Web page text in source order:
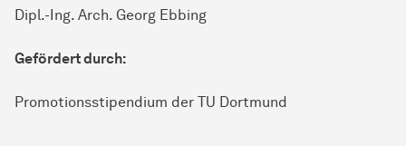
Dipl.-Ing. Arch. Georg Ebbing
Gefördert durch:
Promotionsstipendium der TU Dortmund